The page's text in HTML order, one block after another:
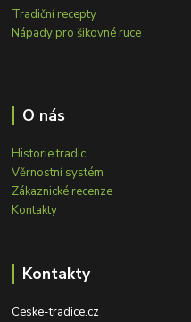
Tradiční recepty
Nápady pro šikovné ruce
O nás
Historie tradic
Věrnostní systém
Zákaznické recenze
Kontakty
Kontakty
Ceske-tradice.cz